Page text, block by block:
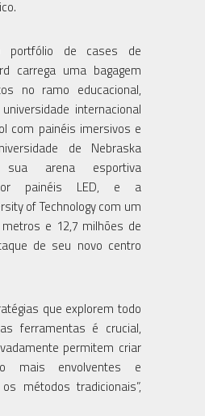
portfólio de cases de
carrega uma bagagem
no ramo educacional,
internacional
com painéis imersivos e
de Nebraska
arena esportiva
painéis LED, e a
of Technology com um
e 12,7 milhões de
de seu novo centro
que explorem todo
ferramentas é crucial,
permitem criar
mais envolventes e
métodos tradicionais”,